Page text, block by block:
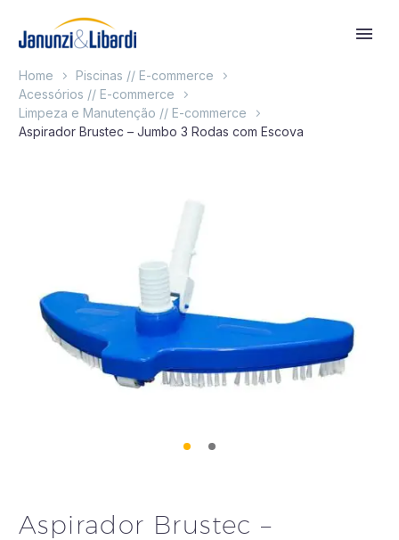
Home
Piscinas // E-commerce
Acessórios // E-commerce
Limpeza e Manutenção // E-commerce
Aspirador Brustec – Jumbo 3 Rodas com Escova
Aspirador Brustec –